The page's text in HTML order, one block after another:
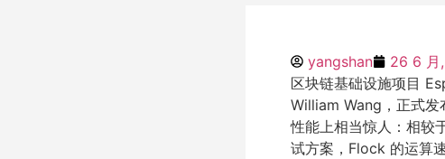
yangshan 26 6 月
区块链基础设施项目
William Wang，正式
性能上相当惊人：相较
试方案，Flock 的运算